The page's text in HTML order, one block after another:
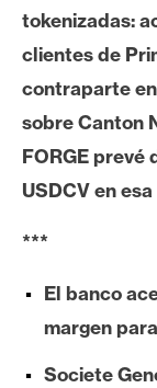
i
n
E
t
h
u
m
tokenizadas:
clientes de
contraparte
sobre Canton
FORGE prevé
USDCV en
***
El banco
margen
Societe